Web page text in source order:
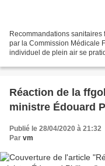
Recommandations
par la Commission Médicale
individuel de plein air se
Réaction de la
ministre Édouard
Publié le 28/04/2020 à 21:32
Par vm